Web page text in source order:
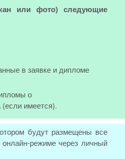
или фото) следующие
в заявке и дипломе
о
имеется).
будут размещены все
режиме через личный